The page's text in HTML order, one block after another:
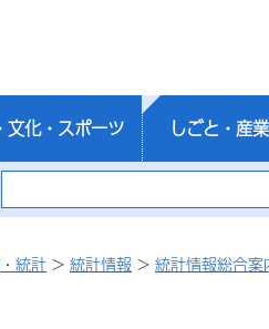
文化・スポーツ しごと・産
統計 > 統計情報 > 統計情報総合案